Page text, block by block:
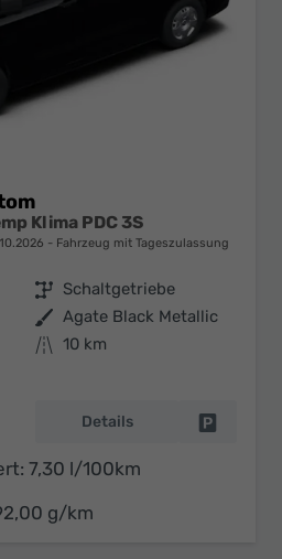
Klima PDC 3S
Fahrzeug mit Tageszulassung
Getriebe Schaltgetriebe
Außenfarbe Agate Black Metallic
Kilometerstand 10 km
Details
7,30 l/100km
g/km